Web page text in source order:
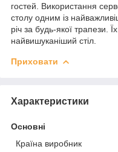
гостей. Використання
столу одним із
річ за будь-якої трапези.
найвишуканіший стіл.
Приховати
Характеристики
Основні
Країна виробник